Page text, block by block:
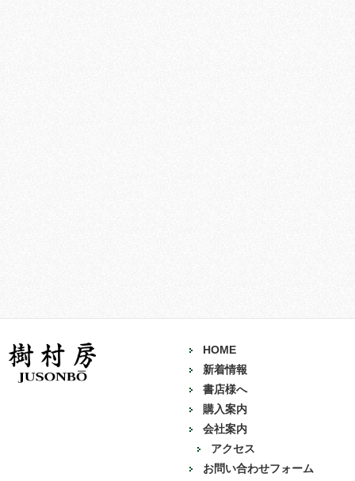
HOME
新着情報
書店様へ
購入案内
会社案内
アクセス
お問い合わせフォーム